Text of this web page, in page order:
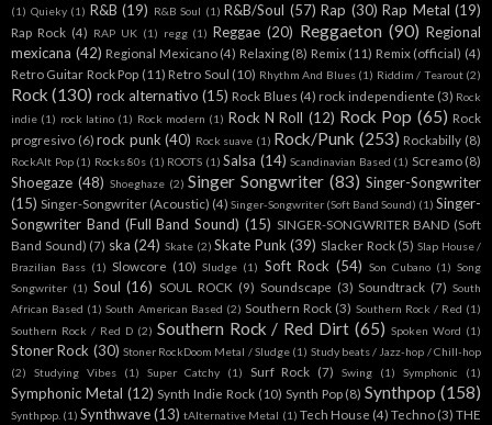
(1) Quieky (1) R&B (19) R&B Soul (1) R&B/Soul (57) Rap (30) Rap Metal (19)
Rap Rock (4) RAP UK (1) regg (1) Reggae (20) Reggaeton (90) Regional
mexicana (42) Regional Mexicano (4) Relaxing (8) Remix (11) Remix (official) (4)
Retro Guitar Rock Pop (11) Retro Soul (10) Rhythm And Blues (1) Riddim / Tearout (2)
Rock (130) rock alternativo (15) Rock Blues (4) rock independiente (3) Rock
indie (1) rock latino (1) Rock modern (1) Rock N Roll (12) Rock Pop (65) Rock
progresivo (6) rock punk (40) Rock suave (1) Rock/Punk (253) Rockabilly (8)
RockAlt Pop (1) Rocks 80s (1) ROOTS (1) Salsa (14) Scandinavian Based (1) Screamo (8)
Shoegaze (48) Shoeghaze (2) Singer Songwriter (83) Singer-Songwriter
(15) Singer-Songwriter (Acoustic) (4) Singer-Songwriter (Soft Band Sound) (1) Singer-
Songwriter Band (Full Band Sound) (15) SINGER-SONGWRITER BAND (Soft
Band Sound) (7) ska (24) Skate (2) Skate Punk (39) Slacker Rock (5) Slap House /
Brazilian Bass (1) Slowcore (10) Sludge (1) Soft Rock (54) Son Cubano (1) Song
Songwriter (1) Soul (16) SOUL ROCK (9) Soundscape (3) Soundtrack (7) South
African Based (1) South American Based (2) Southern Rock (3) Southern Rock / Red (1)
Southern Rock / Red D (2) Southern Rock / Red Dirt (65) Spoken Word (1)
Stoner Rock (30) Stoner RockDoom Metal / Sludge (1) Study beats / Jazz-hop / Chill-hop
(2)
Studying Vibes (1) Super Catchy (1) Surf Rock (7) Swing (1) Symphonic (1)
Symphonic Metal (12) Synth Indie Rock (10) Synth Pop (8) Synthpop (158)
Synthpop. (1) Synthwave (13) tAlternative Metal (1) Tech House (4) Techno (3) THE